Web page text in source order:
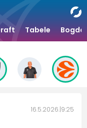
Tabele
16.5.2026. 9:25